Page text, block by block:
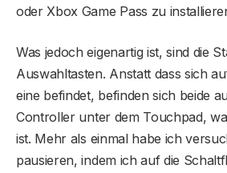
oder Xbox Game Pass zu
Was jedoch eigenartig ist, sind die
Auswahltasten. Anstatt dass sich
eine befindet, befinden sich beide
Controller unter dem Touchpad,
ist. Mehr als einmal habe ich
pausieren, indem ich auf die